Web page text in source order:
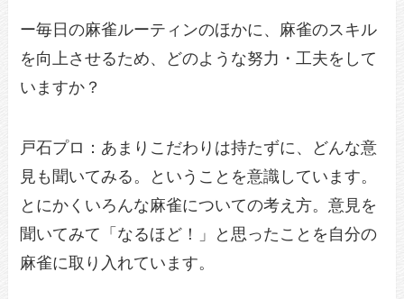
ー毎日の麻雀ルーティンのほかに、麻雀のスキル
を向上させるため、どのような努力・工夫をして
いますか？
戸石プロ：あまりこだわりは持たずに、どんな意
見も聞いてみる。ということを意識しています。
とにかくいろんな麻雀についての考え方。意見を
聞いてみて「なるほど！」と思ったことを自分の
麻雀に取り入れています。